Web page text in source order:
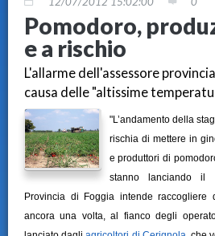
Pomodoro,
e a rischio
L'allarme dell'assessore
causa delle "altissime
"L’andamento della
rischia di mettere in
e produttori di
stanno lanciando il
Provincia di Foggia intende raccogliere
ancora una volta, al fianco degli